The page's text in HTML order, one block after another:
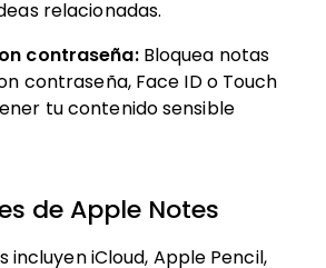
relacionadas.
contraseña:Bloquea notas
contraseña, Face ID o Touch
tu contenido sensible
de Apple Notes
incluyen iCloud, Apple Pencil,